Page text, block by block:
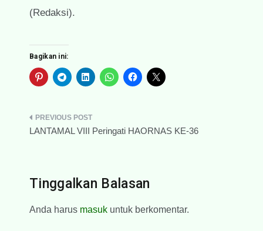
(Redaksi).
Bagikan ini:
Navigasi
LANTAMAL VIII Peringati HAORNAS KE-36
Tinggalkan Balasan
Anda harus masuk untuk berkomentar.